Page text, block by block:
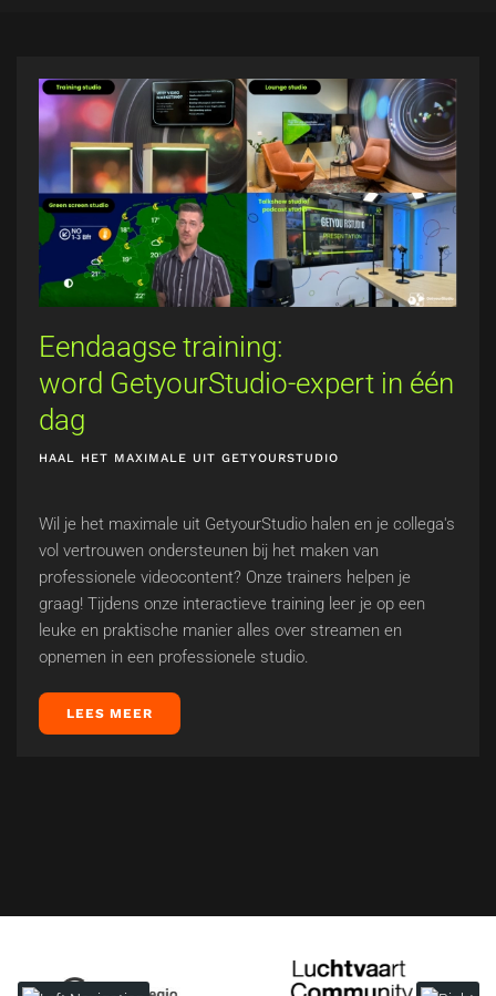
Eendaagse training:
word GetyourStudio-expert in één
dag
HAAL HET MAXIMALE UIT GETYOURSTUDIO
Wil je het maximale uit GetyourStudio halen en je collega's
vol vertrouwen ondersteunen bij het maken van
professionele videocontent? Onze trainers helpen je
graag! Tijdens onze interactieve training leer je op een
leuke en praktische manier alles over streamen en
opnemen in een professionele studio.
LEES MEER